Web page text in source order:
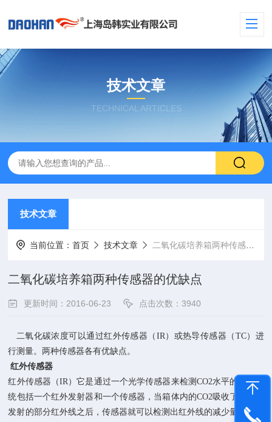
技术文章
TECHNICAL ARTICLES
技术文章
当前位置：首页 技术文章 二氧化碳培养箱两种传感器的优缺点
二氧化碳培养箱两种传感器的优缺点
更新时间：2016-06-23 点击次数：3940
二氧化碳浓度可以通过红外传感器（IR）或热导传感器（TC）进
行测量。两种传感器各有优缺点。
红外传感器
红外传感器（IR）它是通过一个光学传感器来检测CO2水平的。IR系
统包括一个红外发射器和一个传感器，当箱体内的CO2吸收了发射器
发射的部分红外线之后，传感器就可以检测出红外线的减少量，而被